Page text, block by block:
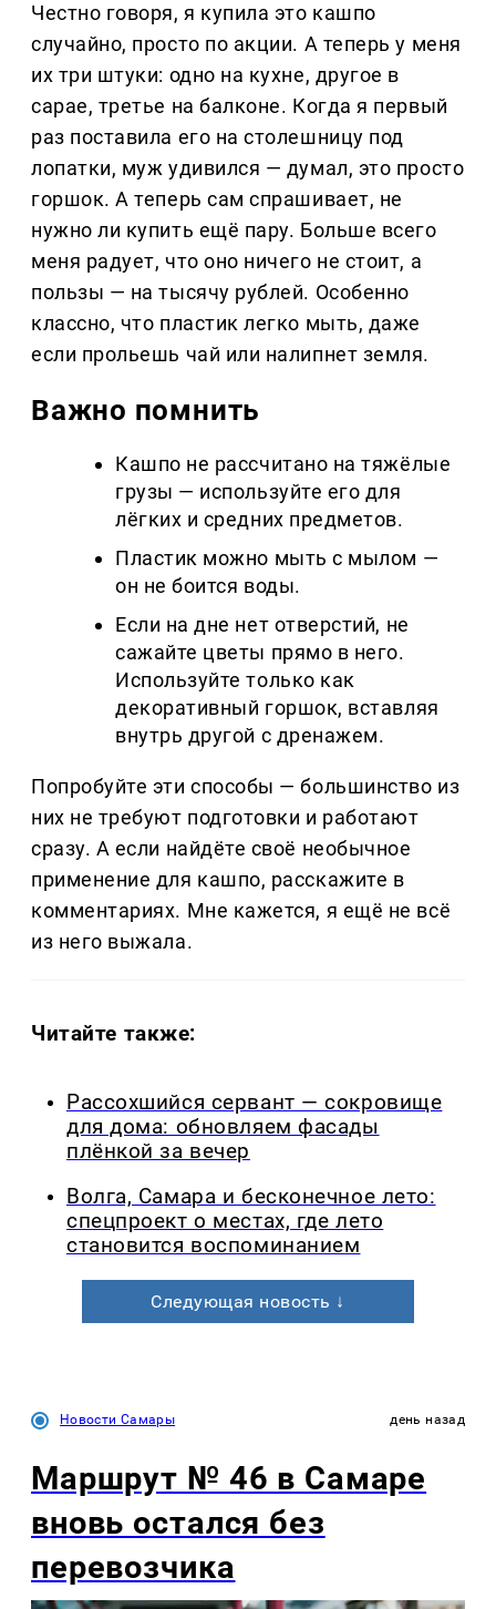
Честно говоря, я купила это кашпо
случайно, просто по акции. А теперь у меня
их три штуки: одно на кухне, другое в
сарае, третье на балконе. Когда я первый
раз поставила его на столешницу под
лопатки, муж удивился — думал, это просто
горшок. А теперь сам спрашивает, не
нужно ли купить ещё пару. Больше всего
меня радует, что оно ничего не стоит, а
пользы — на тысячу рублей. Особенно
классно, что пластик легко мыть, даже
если прольешь чай или налипнет земля.
Важно помнить
Кашпо не рассчитано на тяжёлые
грузы — используйте его для
лёгких и средних предметов.
Пластик можно мыть с мылом —
он не боится воды.
Если на дне нет отверстий, не
сажайте цветы прямо в него.
Используйте только как
декоративный горшок, вставляя
внутрь другой с дренажем.
Попробуйте эти способы — большинство из
них не требуют подготовки и работают
сразу. А если найдёте своё необычное
применение для кашпо, расскажите в
комментариях. Мне кажется, я ещё не всё
из него выжала.
Читайте также:
Рассохшийся сервант — сокровище
для дома: обновляем фасады
плёнкой за вечер
Волга, Самара и бесконечное лето:
спецпроект о местах, где лето
становится воспоминанием
Следующая новость ↓
Новости Самары день назад
Маршрут № 46 в Самаре
вновь остался без
перевозчика